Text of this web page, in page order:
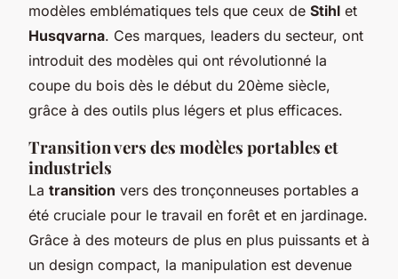
modèles emblématiques tels que ceux de Stihl et
Husqvarna. Ces marques, leaders du secteur, ont
introduit des modèles qui ont révolutionné la
coupe du bois dès le début du 20ème siècle,
grâce à des outils plus légers et plus efficaces.
Transition vers des modèles portables et
industriels
La transition vers des tronçonneuses portables a
été cruciale pour le travail en forêt et en jardinage.
Grâce à des moteurs de plus en plus puissants et à
un design compact, la manipulation est devenue